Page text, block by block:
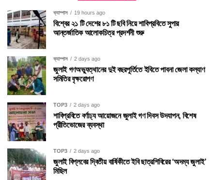
ক্যাম্পাস 19 hours ago
বিশ্বের ২১ টি দেশের ৮১ টি ছবি নিয়ে শাবিপ্রবিতে সুপার
আন্তর্জাতিক আলোকচিত্র প্রদর্শনী শুরু
ক্যাম্পাস 2 days ago
জুলাই গণঅভ্যুত্থানের দুই বছরপূর্তিতে ইবিতে পাবনা জেলা কল্যাণ
সমিতির বৃক্ষরোপণ
TOP3 2 days ago
শাবিপ্রবিতে বর্ণাঢ্য আয়োজনে জুলাই গণ দিবস উদযাপন, বিশেষ
প্রীতিভোজের ব্যবস্থা
TOP3 2 days ago
জুলাই বিপ্লবের দ্বিতীয় বার্ষিকীতে ইবি ছাত্রশিবিরের ‘অদম্য জুলাই’
মিছিল